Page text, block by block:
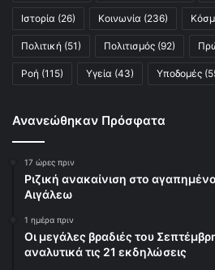
Ιστορία (26) Κοινωνία (236)
Πολιτική (51) Πολιτισμός (92)
Ροή (115) Υγεία (43) Υποδομές
Ανανεώθηκαν Πρόσφατα
17 ώρες πριν
Ριζική ανακαίνιση στο
Αιγάλεω
1 ημέρα πριν
Οι μεγάλες βραδιές του
αναλυτικά τις 21 εκδηλώσεις